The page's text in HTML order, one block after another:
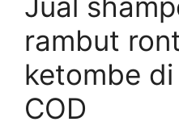
rambut
ketombe
COD